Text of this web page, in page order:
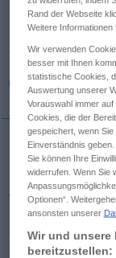
Übersicht aller
(Für mehr Details
Remus
Remus
im Streit
Remus → siehe „
Rand der Webseite
Weitere
Wir verwenden
besser mit Ihnen
statistische Cookies,
Auswertung unserer
Vorauswahl immer
Cookies, die der
gespeichert, wenn
Einverständnis
Sie können Ihre
widerrufen. Wenn Sie
Optionen“.
ansonsten unserer
Wir und unsere
bereitzustellen: